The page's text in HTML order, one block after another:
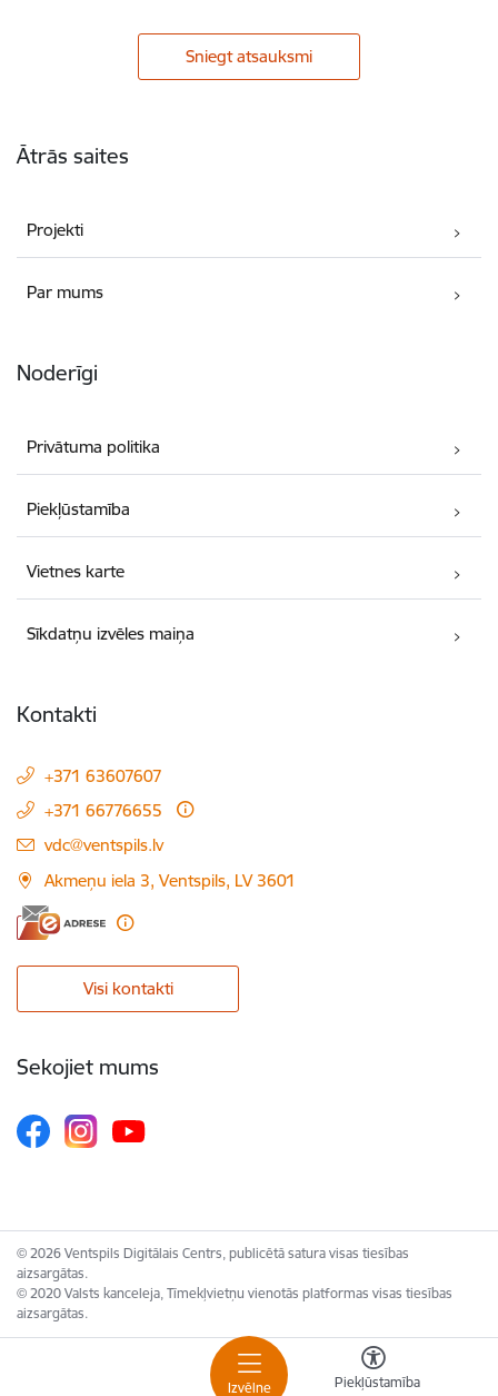
Izvēlne Piekļūstamība
Sniegt atsauksmi
Ātrās saites
Projekti
Par mums
Noderīgi
Privātuma politika
Piekļūstamība
Vietnes karte
Sīkdatņu izvēles maiņa
Kontakti
+371 63607607
+371 66776655
E-pasts:
vdc@ventspils.lv
Akmeņu iela 3, Ventspils, LV 3601
Visi kontakti
Sekojiet mums
© 2026 Ventspils Digitālais Centrs, publicētā satura visas tiesības
aizsargātas.
© 2020 Valsts kanceleja, Tīmekļvietņu vienotās platformas visas tiesības
aizsargātas.